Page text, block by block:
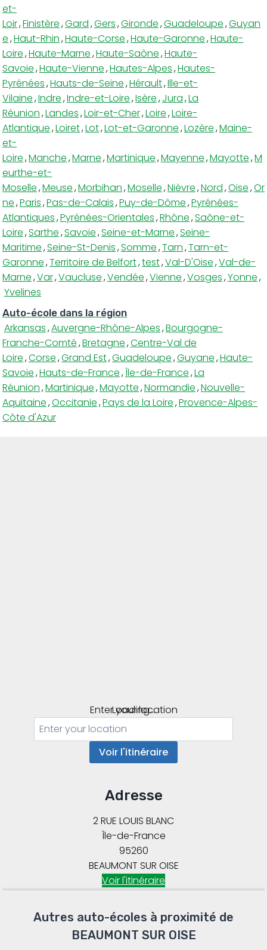
et-
Loir,Finistère,Gard,Gers,Gironde,Guadeloupe,Guyan
e,Haut-Rhin,Haute-Corse,Haute-Garonne,Haute-
Loire,Haute-Marne,Haute-Saône,Haute-
Savoie,Haute-Vienne,Hautes-Alpes,Hautes-
Pyrénées,Hauts-de-Seine,Hérault,Ille-et-
Vilaine,Indre,Indre-et-Loire,Isère,Jura,La
Réunion,Landes,Loir-et-Cher,Loire,Loire-
Atlantique,Loiret,Lot,Lot-et-Garonne,Lozère,Maine-
et-
Loire,Manche,Marne,Martinique,Mayenne,Mayotte,M
eurthe-et-
Moselle,Meuse,Morbihan,Moselle,Nièvre,Nord,Oise,Or
ne,Paris,Pas-de-Calais,Puy-de-Dôme,Pyrénées-
Atlantiques,Pyrénées-Orientales,Rhône,Saône-et-
Loire,Sarthe,Savoie,Seine-et-Marne,Seine-
Maritime,Seine-St-Denis,Somme,Tarn,Tarn-et-
Garonne,Territoire de Belfort,test,Val-D'Oise,Val-de-
Marne,Var,Vaucluse,Vendée,Vienne,Vosges,Yonne,
Yvelines
Auto-école dans la région
Arkansas,Auvergne-Rhône-Alpes,Bourgogne-
Franche-Comté,Bretagne,Centre-Val de
Loire,Corse,Grand Est,Guadeloupe,Guyane,Haute-
Savoie,Hauts-de-France,Île-de-France,La
Réunion,Martinique,Mayotte,Normandie,Nouvelle-
Aquitaine,Occitanie,Pays de la Loire,Provence-Alpes-
Côte d'Azur
Loading...
Enter your location
Voir l'itinéraire
Adresse
2 RUE LOUIS BLANC
BEAUMONT SUR OISE
Île-de-France
95260
Voir l'itinéraire
Autres auto-écoles à proximité de
BEAUMONT SUR OISE